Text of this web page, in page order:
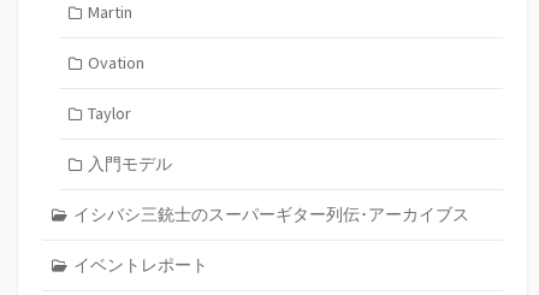
Martin
Ovation
Taylor
入門モデル
イシバシ三銃士のスーパーギター列伝･アーカイブス
イベントレポート